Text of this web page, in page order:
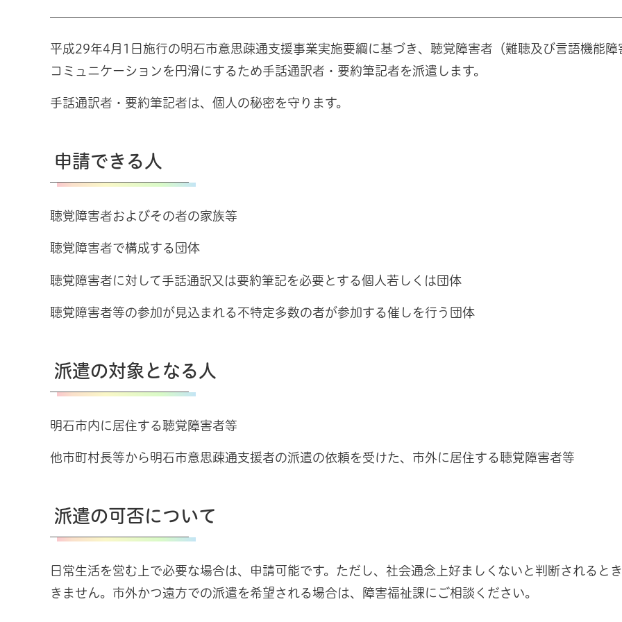
平成29年4月1日施行の明石市意思疎通支援事業実施要綱に基づき、聴覚障害者（難聴及び言語機能障
コミュニケーションを円滑にするため手話通訳者・要約筆記者を派遣します。
手話通訳者・要約筆記者は、個人の秘密を守ります。
申請できる人
聴覚障害者およびその者の家族等
聴覚障害者で構成する団体
聴覚障害者に対して手話通訳又は要約筆記を必要とする個人若しくは団体
聴覚障害者等の参加が見込まれる不特定多数の者が参加する催しを行う団体
派遣の対象となる人
明石市内に居住する聴覚障害者等
他市町村長等から明石市意思疎通支援者の派遣の依頼を受けた、市外に居住する聴覚障害者等
派遣の可否について
日常生活を営む上で必要な場合は、申請可能です。ただし、社会通念上好ましくないと判断されると
きません。市外かつ遠方での派遣を希望される場合は、障害福祉課にご相談ください。